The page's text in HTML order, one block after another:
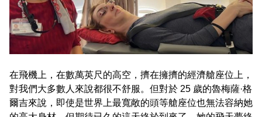
在飛機上，在數萬英尺的高空，擠在擁擠的經濟艙座位上，
對我們大多數人來說都很不舒服。但對於 25 歲的魯梅薩·格
爾吉來說，即使是世界上最寬敞的頭等艙座位也無法容納她